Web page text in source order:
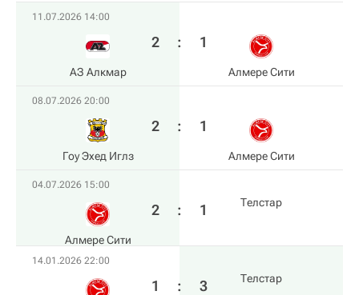
11.07.2026 14:00
АЗ Алкмар
2 : 1
Алмере Сити
08.07.2026 20:00
Гоу Эхед Иглз
2 : 1
Алмере Сити
04.07.2026 15:00
Алмере Сити
2 : 1 Телстар
14.01.2026 22:00
1 : 3 Телстар